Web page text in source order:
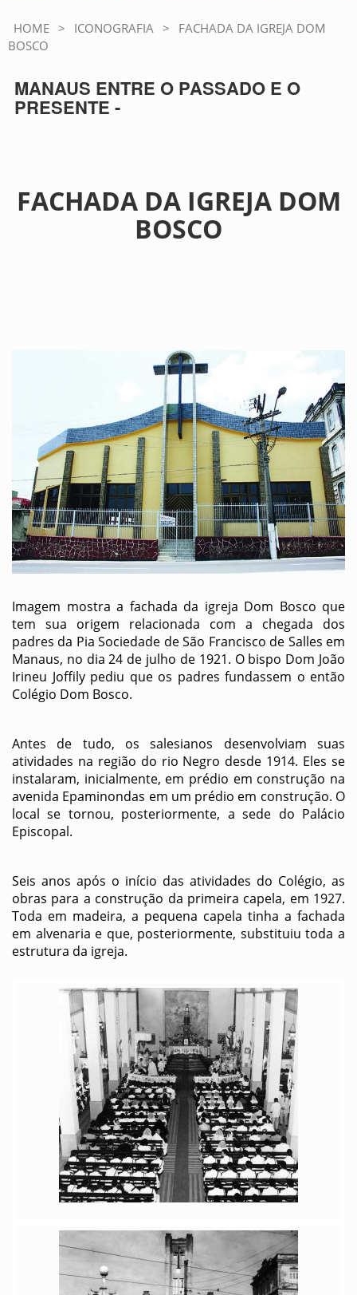
HOME > ICONOGRAFIA >
FACHADA DA IGREJA DOM
BOSCO
MANAUS ENTRE O PASSADO E O
PRESENTE -
FACHADA DA IGREJA DOM
BOSCO
Imagem mostra a fachada da igreja Dom Bosco que
tem sua origem relacionada com a chegada dos
padres da Pia Sociedade de São Francisco de Salles em
Manaus, no dia 24 de julho de 1921. O bispo Dom João
Irineu Joffily pediu que os padres fundassem o então
Colégio Dom Bosco.
Antes de tudo, os salesianos desenvolviam suas
atividades na região do rio Negro desde 1914. Eles se
instalaram, inicialmente, em prédio em construção na
avenida Epaminondas em um prédio em construção. O
local se tornou, posteriormente, a sede do Palácio
Episcopal.
Seis anos após o início das atividades do Colégio, as
obras para a construção da primeira capela, em 1927.
Toda em madeira, a pequena capela tinha a fachada
em alvenaria e que, posteriormente, substituiu toda a
estrutura da igreja.